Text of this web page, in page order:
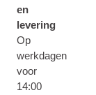
en
levering
Op
werkdagen
voor
14:00